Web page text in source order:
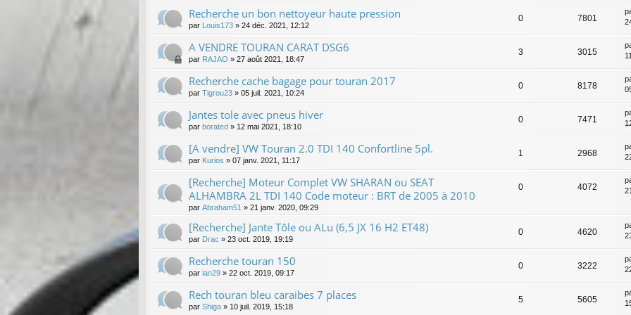
Recherche un bon nettoyeur haute pression
par Louis173 » 24 déc. 2021, 12:12
0 7801
A VENDRE TOURAN CARAT DSG6
par RAJAO » 27 août 2021, 18:47
3 3015
Recherche cache bagage pour touran 2017
par Tigrou23 » 05 juil. 2021, 10:24
0 8178
Jantes tole avec pneus hiver
par borated » 12 mai 2021, 18:10
0 7471
[A vendre] VW Touran 2.0 TDI 140 Confortline 5pl.
par Kurios » 07 janv. 2021, 11:17
1 2968
[Recherche] Moteur Complet VW SHARAN ou SEAT
ALHAMBRA 2L TDI 140 Code moteur : BRT de 2005 à 2010
par Abraham51 » 21 janv. 2020, 09:29
0 4072
[Recherche] Jante Tôle ou ALu (6,5 JX 16 H2 ET48)
par Drac » 23 oct. 2019, 19:19
0 4620
Recherche touran 150
par ian29 » 22 oct. 2019, 09:17
0 3222
Rech touran bleu caraibes 7 places
par Shiga » 10 juil. 2019, 15:18
5 5605